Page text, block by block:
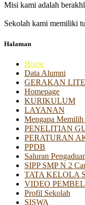
Misi kami adalah
Sekolah kami memiliki
Halaman
Home
Data Alumni
GERAKAN
Homepage
KURIKULUM
LAYANAN
Mengapa
PENELITIAN
PERATURAN
PPDB
Saluran
SIPP SMP N 2
TATA KELOLA
VIDEO
Profil Sekolah
SISWA